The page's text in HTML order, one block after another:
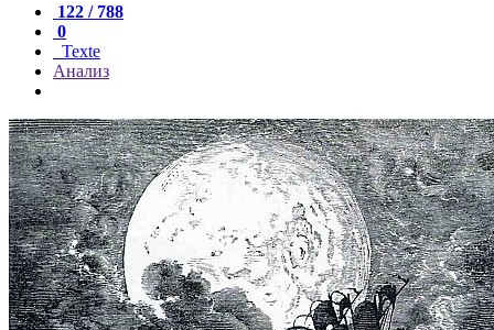
122 / 788
0
Texte
Анализ